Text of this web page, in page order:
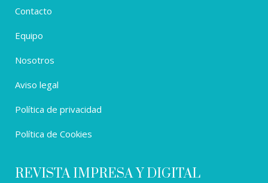
Contacto
Equipo
Nosotros
Aviso legal
Política de privacidad
Política de Cookies
REVISTA IMPRESA Y DIGITAL